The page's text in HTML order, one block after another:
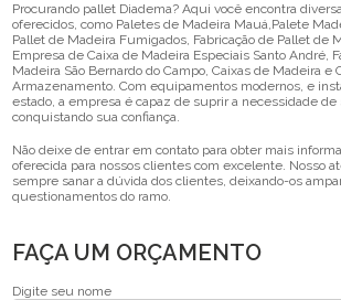
Procurando pallet Diadema? Aqui você encontra
oferecidos, como Paletes de Madeira Mauá,Palete
Pallet de Madeira Fumigados, Fabricação de Pallet de
Empresa de Caixa de Madeira Especiais Santo André,
Madeira São Bernardo do Campo, Caixas de Madeira e
Armazenamento. Com equipamentos modernos, e
estado, a empresa é capaz de suprir a necessidade
conquistando sua confiança.
Não deixe de entrar em contato para obter mais
oferecida para nossos clientes com excelente. Nosso
sempre sanar a dúvida dos clientes, deixando-os
questionamentos do ramo.
FAÇA UM ORÇAMENTO
Digite seu nome